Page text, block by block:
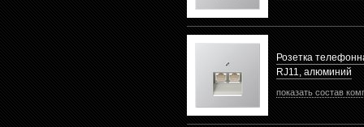
Розетка
RJ11, алюминий
показать состав